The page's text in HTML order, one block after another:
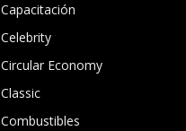
Capacitación
Celebrity
Circular Economy
Classic
Combustibles